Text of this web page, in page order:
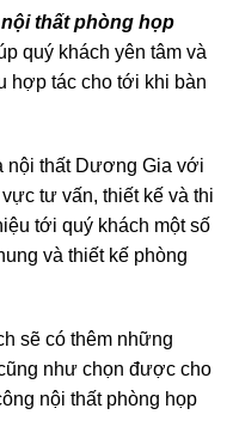
thất phòng họp
quý khách yên tâm và
hợp tác cho tới khi bàn
nội thất Dương Gia với
tư vấn, thiết kế và thi
tới quý khách một số
và thiết kế phòng
sẽ có thêm những
như chọn được cho
nội thất phòng họp